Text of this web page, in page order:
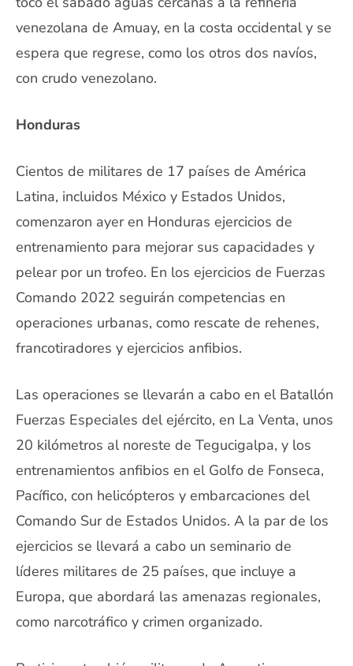
venezolana de Amuay, en la costa occidental y se
espera que regrese, como los otros dos navíos,
con crudo venezolano.
Honduras
Cientos de militares de 17 países de América
Latina, incluidos México y Estados Unidos,
comenzaron ayer en Honduras ejercicios de
entrenamiento para mejorar sus capacidades y
pelear por un trofeo. En los ejercicios de Fuerzas
Comando 2022 seguirán competencias en
operaciones urbanas, como rescate de rehenes,
francotiradores y ejercicios anfibios.
Las operaciones se llevarán a cabo en el Batallón
Fuerzas Especiales del ejército, en La Venta, unos
20 kilómetros al noreste de Tegucigalpa, y los
entrenamientos anfibios en el Golfo de Fonseca,
Pacífico, con helicópteros y embarcaciones del
Comando Sur de Estados Unidos. A la par de los
ejercicios se llevará a cabo un seminario de
líderes militares de 25 países, que incluye a
Europa, que abordará las amenazas regionales,
como narcotráfico y crimen organizado.